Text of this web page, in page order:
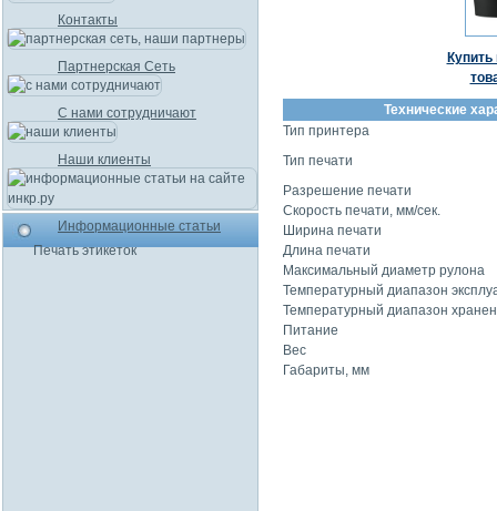
Технические
Тип принтера
Тип печати
Разрешение печати
Скорость печати, мм/сек.
Ширина печати
Длина печати
Максимальный диаметр рулона
Температурный диапазон
Температурный диапазон
Питание
Вес
Габариты, мм
Контакты
Партнерская Сеть
С нами сотрудничают
Наши клиенты
Информационные статьи
Печать этикеток